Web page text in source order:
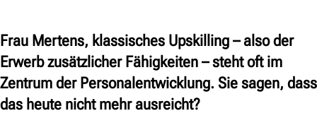
Frau Mertens, klassisches Upskilling – also der
Erwerb zusätzlicher Fähigkeiten – steht oft im
Zentrum der Personalentwicklung. Sie sagen, dass
das heute nicht mehr ausreicht?